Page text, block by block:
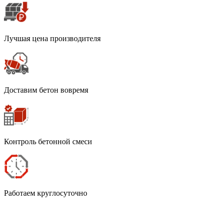
Лучшая цена производителя
Доставим бетон вовремя
Контроль бетонной смеси
Работаем круглосуточно